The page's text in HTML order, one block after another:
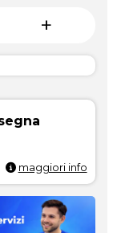
+
maggiori info